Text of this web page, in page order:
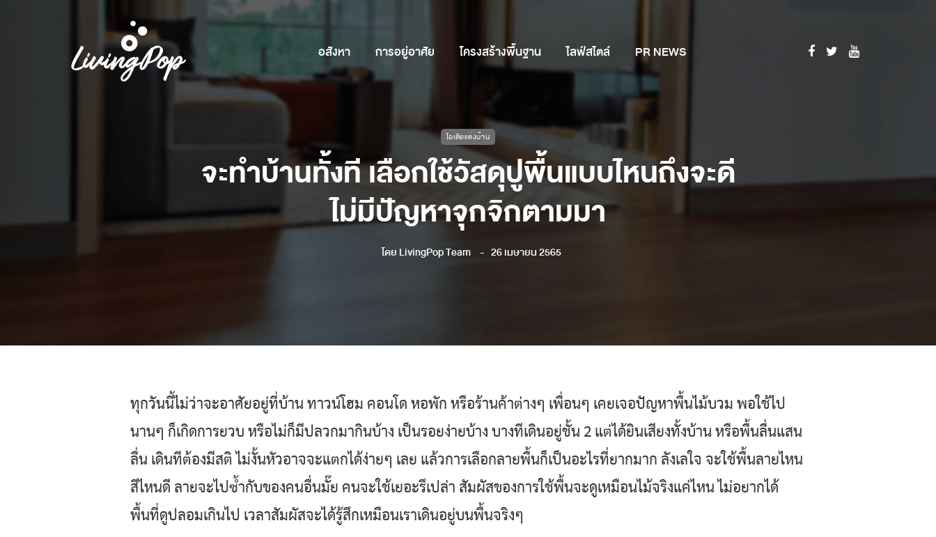
อสังหา การอยู่อาศัย โครงสร้างพื้นฐาน ไลฟ์สไตล์ PR NEWS
ไอเดียแต่งบ้าน
จะทำบ้านทั้งที เลือกใช้วัสดุปูพื้นแบบไหนถึงจะดี
ไม่มีปัญหาจุกจิกตามมา
โดย LivingPop Team 26 เมษายน 2565
ทุกวันนี้ไม่ว่าจะอาศัยอยู่ที่บ้าน ทาวน์โฮม คอนโด หอพัก หรือร้านค้าต่างๆ เพื่อนๆ เคยเจอปัญหาพื้นไม้บวม พอใช้ไป
นานๆ ก็เกิดการยวบ หรือไม่ก็มีปลวกมากินบ้าง เป็นรอยง่ายบ้าง บางทีเดินอยู่ชั้น 2 แต่ได้ยินเสียงทั้งบ้าน หรือพื้นลื่นแสน
ลื่น เดินทีต้องมีสติ ไม่งั้นหัวอาจจะแตกได้ง่ายๆ เลย แล้วการเลือกลายพื้นก็เป็นอะไรที่ยากมาก ลังเลใจ จะใช้พื้นลายไหน
สีไหนดี ลายจะไปซ้ำกับของคนอื่นมั๊ย คนจะใช้เยอะรึเปล่า สัมผัสของการใช้พื้นจะดูเหมือนไม้จริงแค่ไหน ไม่อยากได้
พื้นที่ดูปลอมเกินไป เวลาสัมผัสจะได้รู้สึกเหมือนเราเดินอยู่บนพื้นจริงๆ